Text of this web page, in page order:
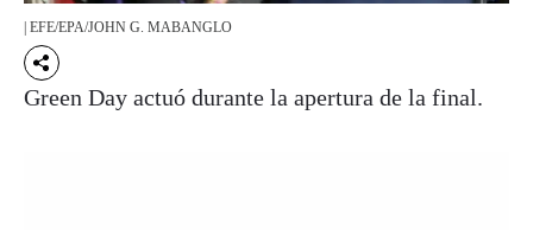
| EFE/EPA/JOHN G. MABANGLO
Green Day actuó durante la apertura de la final.